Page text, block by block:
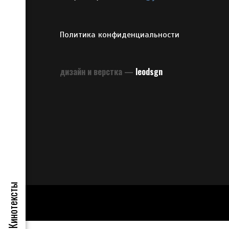
Кинотексты
Политика конфиденциальности
дизайн и верстка — leodsgn